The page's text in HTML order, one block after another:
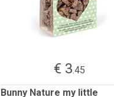
€ 3.45
Bunny Nature my little